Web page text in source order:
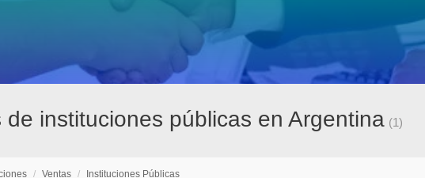
instituciones públicas en Argentina (1)
/ Ventas / Instituciones Públicas